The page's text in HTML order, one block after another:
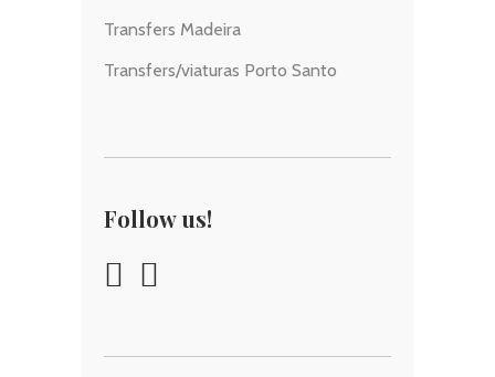
Transfers Madeira
Transfers/viaturas Porto Santo
Follow us!